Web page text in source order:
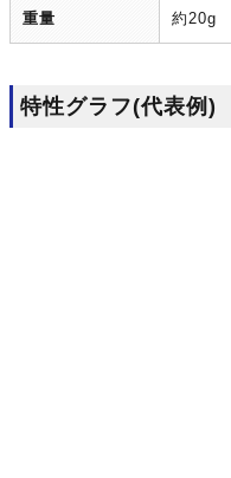
重量 約20g
特性グラフ(代表例)